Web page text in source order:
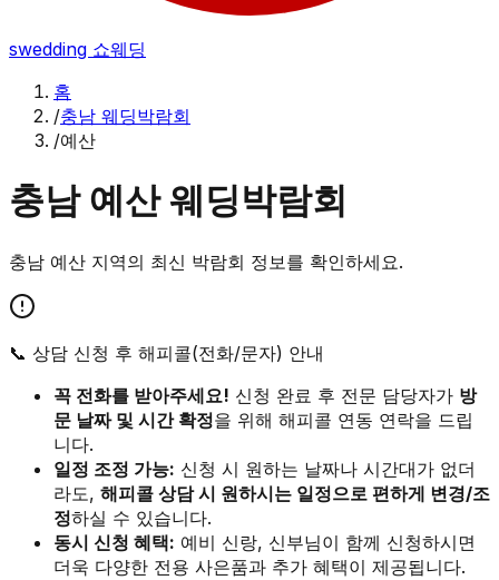
swedding 쇼웨딩
홈
/충남 웨딩박람회
/예산
충남 예산웨딩박람회
충남 예산 지역의 최신 박람회 정보를 확인하세요.
📞 상담 신청 후 해피콜(전화/문자) 안내
꼭 전화를 받아주세요! 신청 완료 후 전문 담당자가 방
문 날짜 및 시간 확정을 위해 해피콜 연동 연락을 드립
니다.
일정 조정 가능: 신청 시 원하는 날짜나 시간대가 없더
라도, 해피콜 상담 시 원하시는 일정으로 편하게 변경/조
정하실 수 있습니다.
동시 신청 혜택: 예비 신랑, 신부님이 함께 신청하시면
더욱 다양한 전용 사은품과 추가 혜택이 제공됩니다.